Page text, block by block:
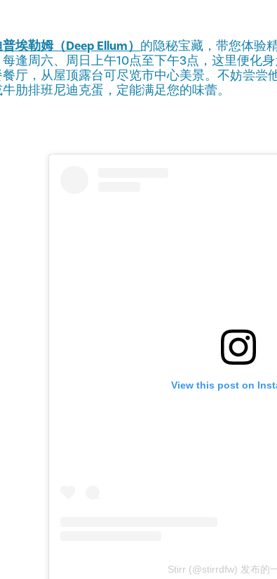
埃勒姆（Deep Ellum） 的隐秘宝藏，带您体验
逢周六、周日上午10点至下午3点，这里便化
厅，从屋顶露台可尽览市中心美景。不妨尝尝
肋排班尼迪克蛋，定能满足您的味蕾。
View this post on
Stirr (@stirrdfw) 发布的